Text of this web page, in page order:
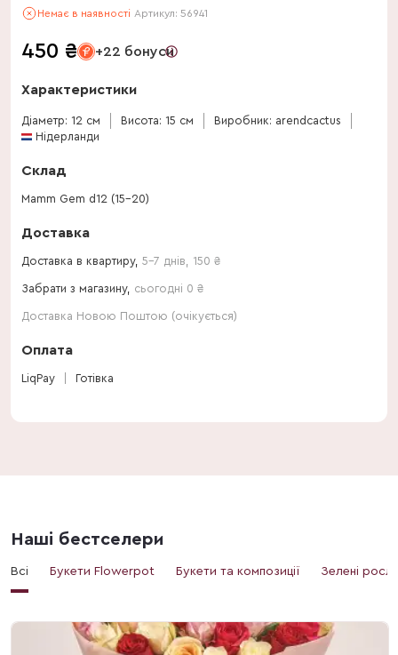
Немає в наявності Артикул: 56941
450 ₴ +22 бонуси
Характеристики
Діаметр: 12 см Висота: 15 см
Виробник: arendcactus
Нідерланди
Склад
Mamm Gem d12 (15-20)
Доставка
Доставка в квартиру, 5-7 днів 150 ₴
Забрати з магазину, сьогодні 0 ₴
Доставка Новою Поштою (очікується)
Оплата
LiqPay Готівка
Наші бестселери
Всі Букети Flowerpot Букети та композиції Зелені